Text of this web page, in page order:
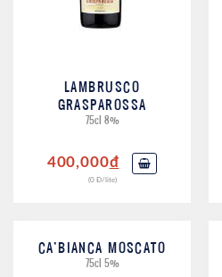
LAMBRUSCO
GRASPAROSSA
75cl 8%
400,000đ
(0 Đ/lite)
CA’BIANCA MOSCATO
75cl 5%